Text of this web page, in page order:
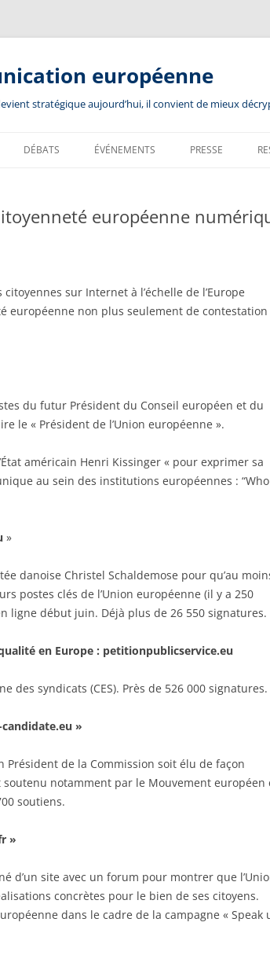
européenne
stratégique aujourd’hui, il convient de mieux
DÉBATS ÉVÉNEMENTS PRESSE
européenne
sur Internet à l’échelle de l’Europe
européenne non plus seulement de contestation
du futur Président du Conseil européen et du
le « Président de l’Union européenne ».
américain Henri Kissinger « pour exprimer sa
au sein des institutions européennes :
»
danoise Christel Schaldemose pour qu’au
postes clés de l’Union européenne (il y a 250
ligne début juin. Déjà plus de 26 550 signatures.
en Europe : petitionpublicservice.eu
des syndicats (CES). Près de 526 000 signatures.
»
de la Commission soit élu de façon
notamment par le Mouvement européen
soutiens.
»
d’un site avec un forum pour montrer que
concrètes pour le bien de ses citoyens.
dans le cadre de la campagne « Speak